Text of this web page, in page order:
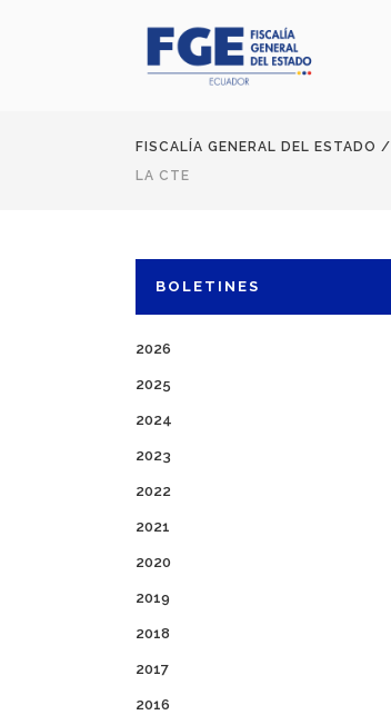
FISCALÍA GENERAL DEL ESTADO /
LA CTE
BOLETINES
2026
2025
2024
2023
2022
2021
2020
2019
2018
2017
2016